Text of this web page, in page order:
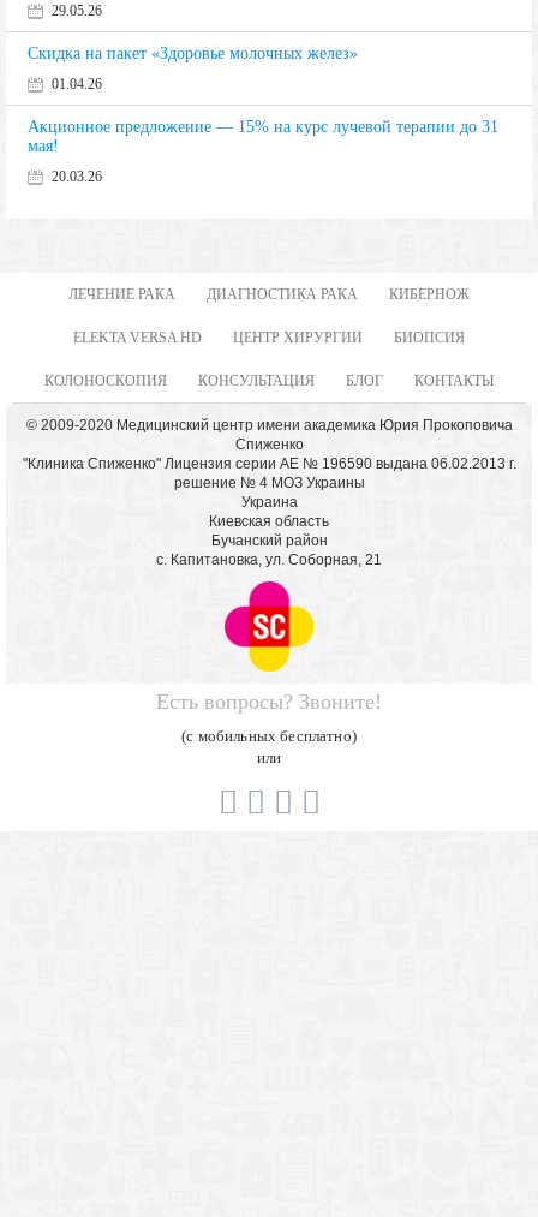
29.05.26
Скидка на пакет «Здоровье молочных желез»
01.04.26
Акционное предложение — 15% на курс лучевой терапии до 31
мая!
20.03.26
ЛЕЧЕНИЕ РАКА ДИАГНОСТИКА РАКА КИБЕРНОЖ
ELEKTA VERSA HD ЦЕНТР ХИРУРГИИ БИОПСИЯ
КОЛОНОСКОПИЯ КОНСУЛЬТАЦИЯ БЛОГ КОНТАКТЫ
© 2009-2020 Медицинский центр имени академика Юрия Прокоповича
Спиженко
"Клиника Спиженко" Лицензия серии АЕ № 196590 выдана 06.02.2013 г.
решение № 4 МОЗ Украины
Украина
Киевская область
Бучанский район
с. Капитановка, ул. Соборная, 21
Есть вопросы? Звоните!
(с мобильных бесплатно)
или